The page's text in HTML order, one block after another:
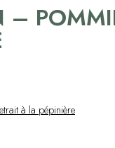
–
à la pépinière